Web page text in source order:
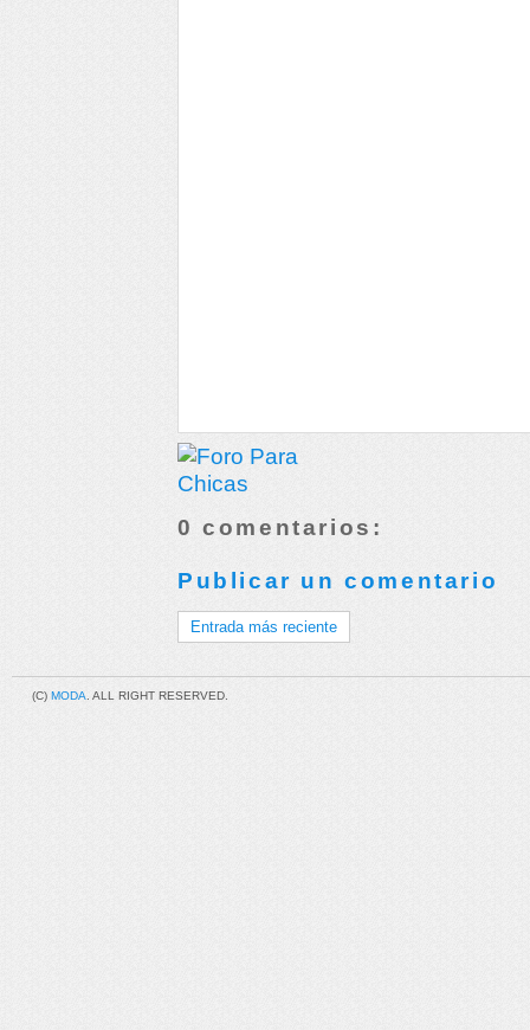
0 comentarios:
Publicar un comentario
Entrada más reciente
(C) MODA . ALL RIGHT RESERVED.